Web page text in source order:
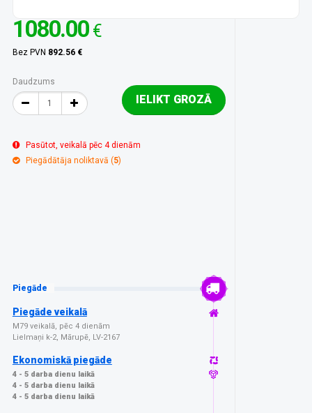
1080.00 €
Bez PVN 892.56 €
Daudzums
IELIKT GROZĀ
Pasūtot, veikalā pēc 4 dienām
Piegādātāja noliktavā (5)
Piegāde
Piegāde veikalā
M79 veikalā, pēc 4 dienām
Lielmaņi k-2, Mārupē, LV-2167
Ekonomiskā piegāde
4 - 5 darba dienu laikā
4 - 5 darba dienu laikā
4 - 5 darba dienu laikā